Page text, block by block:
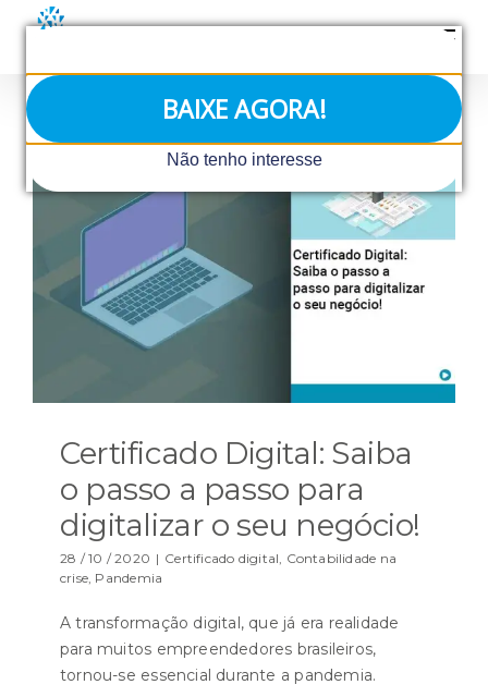
BAIXE AGORA!
Não tenho interesse
conteúdo
Certificado Digital: Saiba
o passo a passo para
digitalizar o seu negócio!
28 / 10 / 2020 | Certificado digital, Contabilidade na
crise, Pandemia
A transformação digital, que já era realidade
para muitos empreendedores brasileiros,
tornou-se essencial durante a pandemia.